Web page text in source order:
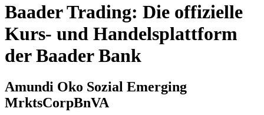
Baader Trading: Die offizielle
Kurs- und Handelsplattform
der Baader Bank
Amundi Oko Sozial Emerging
MrktsCorpBnVA